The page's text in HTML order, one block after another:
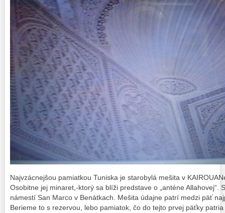
Najvzácnejšou pamiatkou Tuniska je starobylá mešita v
Osobitne jej minaret,-ktorý sa blíži predstave o „anténe Allahovej“.
námestí San Marco v Benátkach. Mešita údajne patrí medzi päť
Berieme to s rezervou, lebo pamiatok, čo do tejto prvej päťky